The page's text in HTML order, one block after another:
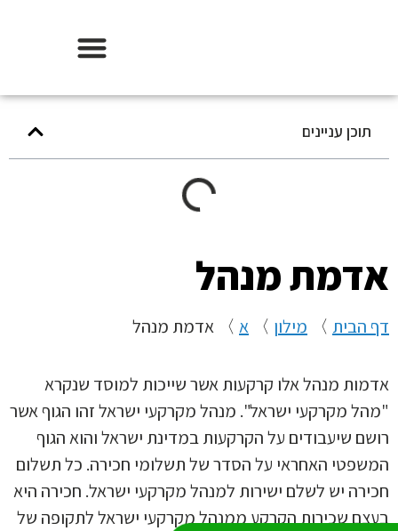
תוכן עניינים
אדמת מנהל
דף הבית 〉 מילון 〉 א 〉 אדמת מנהל
אדמות מנהל אלו קרקעות אשר שייכות למוסד שנקרא
"מהל מקרקעי ישראל". מנהל מקרקעי ישראל זהו הגוף אשר
רושם שיעבודים על הקרקעות במדינת ישראל והוא הגוף
המשפטי האחראי על הסדר של תשלומי חכירה. כל תשלום
חכירה יש לשלם ישירות למנהל מקרקעי ישראל. חכירה היא
בעצם שכירות הקרקע ממנהל מקרקעי ישראל לתקופה של